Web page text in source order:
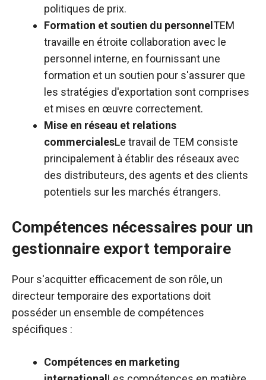
politiques de prix.
Formation et soutien du personnel TEM
travaille en étroite collaboration avec le
personnel interne, en fournissant une
formation et un soutien pour s'assurer que
les stratégies d'exportation sont comprises
et mises en œuvre correctement.
Mise en réseau et relations
commercialesLe travail de TEM consiste
principalement à établir des réseaux avec
des distributeurs, des agents et des clients
potentiels sur les marchés étrangers.
Compétences nécessaires pour un
gestionnaire export temporaire
Pour s'acquitter efficacement de son rôle, un
directeur temporaire des exportations doit
posséder un ensemble de compétences
spécifiques :
Compétences en marketing